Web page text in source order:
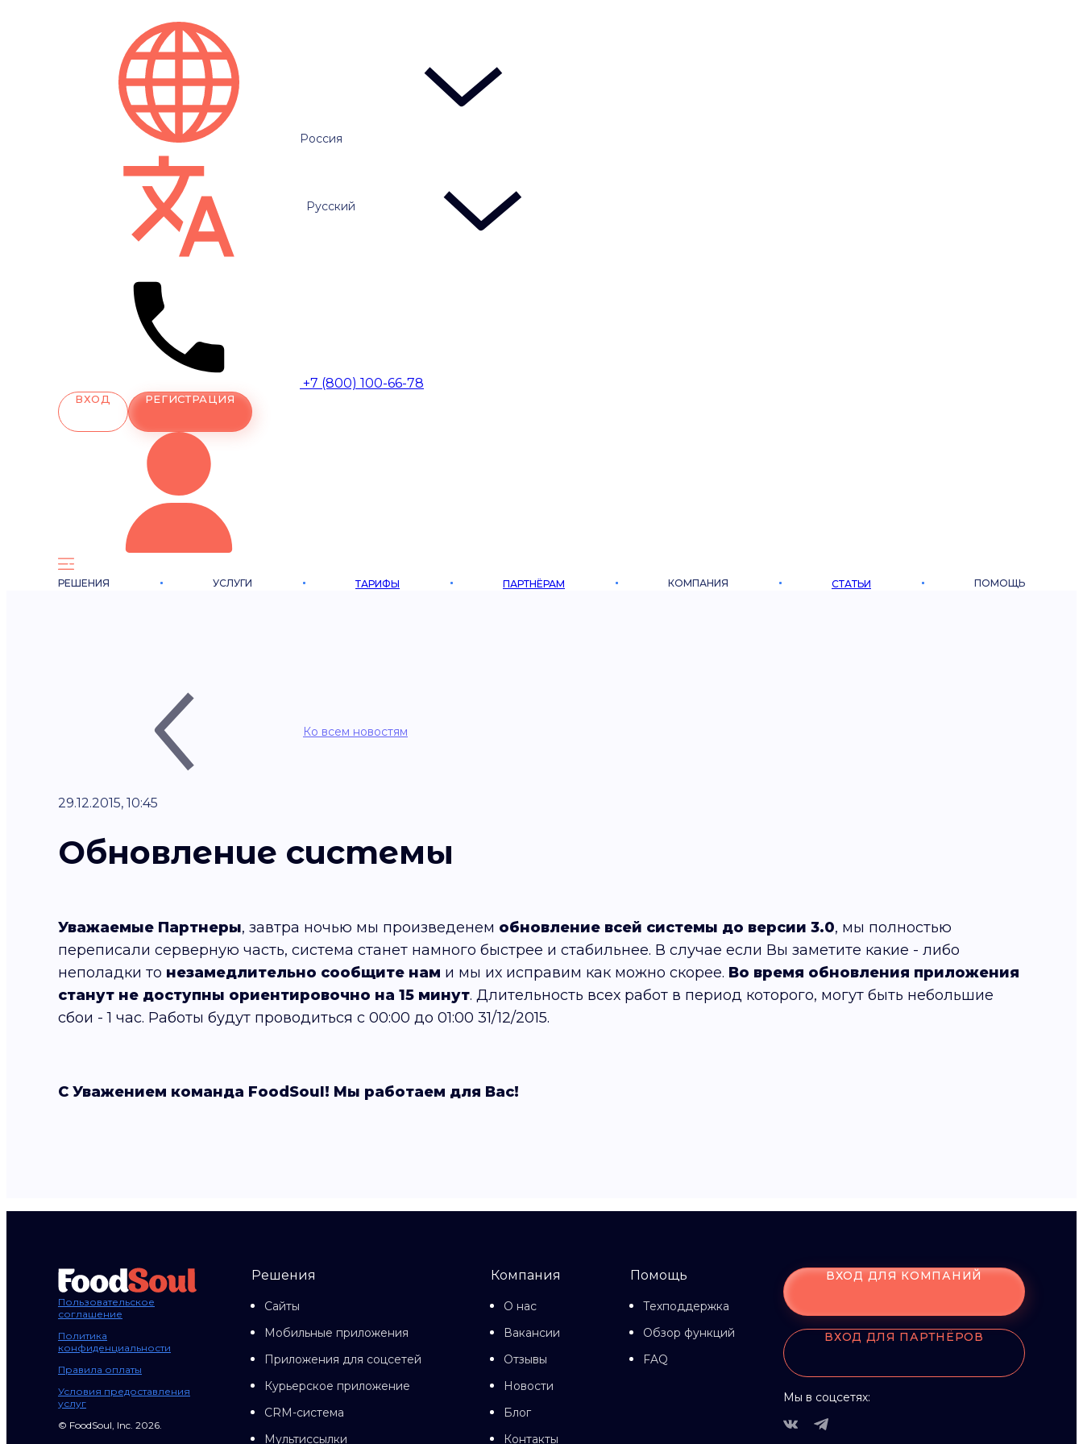
Россия
Русский
+7 (800) 100-66-78
ВХОД РЕГИСТРАЦИЯ
РЕШЕНИЯ УСЛУГИ ТАРИФЫ ПАРТНЁРАМ КОМПАНИЯ СТАТЬИ ПОМОЩЬ
Ко всем новостям
29.12.2015, 10:45
Обновление системы
Уважаемые Партнеры, завтра ночью мы произведенем обновление всей системы до версии 3.0, мы полностью
переписали серверную часть, система станет намного быстрее и стабильнее. В случае если Вы заметите какие - либо
неполадки то незамедлительно сообщите нам и мы их исправим как можно скорее. Во время обновления приложения
станут не доступны ориентировочно на 15 минут. Длительность всех работ в период которого, могут быть небольшие
сбои - 1 час. Работы будут проводиться с 00:00 до 01:00 31/12/2015.
С Уважением команда FoodSoul! Мы работаем для Вас!
Пользовательское
соглашение
Политика
конфиденциальности
Правила оплаты
Условия предоставления
услуг
© FoodSoul, Inc. 2026.
Решения
Сайты
Мобильные приложения
Приложения для соцсетей
Курьерское приложение
CRM-система
Мультиссылки
Компания
О нас
Вакансии
Отзывы
Новости
Блог
Контакты
Помощь
Техподдержка
Обзор функций
FAQ
ВХОД ДЛЯ КОМПАНИЙ
ВХОД ДЛЯ ПАРТНЁРОВ
Мы в соцсетях: